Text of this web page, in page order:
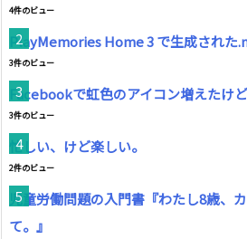
4件のビュー
PlayMemories Home 3 で生成された
3件のビュー
Facebookで虹色のアイコン増えたけ
3件のビュー
忙しい、けど楽しい。
2件のビュー
児童労働問題の入門書『わたし8歳、
て。』